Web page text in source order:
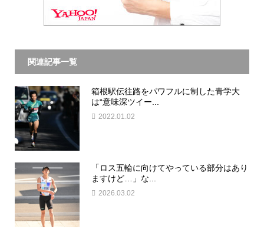
関連記事一覧
箱根駅伝往路をパワフルに制した青学大
は“意味深ツイー...
2022.01.02
「ロス五輪に向けてやっている部分はあり
ますけど…」な...
2026.03.02